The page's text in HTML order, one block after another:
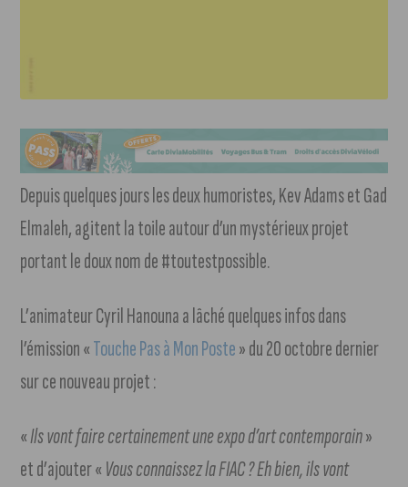
Depuis quelques jours les deux humoristes, Kev Adams et Gad
Elmaleh, agitent la toile autour d’un mystérieux projet
portant le doux nom de #toutestpossible.
L’animateur Cyril Hanouna a lâché quelques infos dans
l’émission «Touche Pas à Mon Poste» du 20 octobre dernier
sur ce nouveau projet :
«Ils vont faire certainement une expo d’art contemporain»
et d’ajouter « Vous connaissez la FIAC ? Eh bien, ils vont